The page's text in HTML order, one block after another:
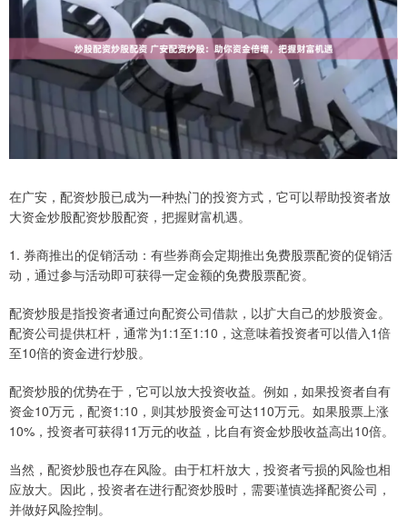
在广安，配资炒股已成为一种热门的投资方式，它可以帮助投资者放
大资金炒股配资炒股配资，把握财富机遇。
1. 券商推出的促销活动：有些券商会定期推出免费股票配资的促销活
动，通过参与活动即可获得一定金额的免费股票配资。
配资炒股是指投资者通过向配资公司借款，以扩大自己的炒股资金。
配资公司提供杠杆，通常为1:1至1:10，这意味着投资者可以借入1倍
至10倍的资金进行炒股。
配资炒股的优势在于，它可以放大投资收益。例如，如果投资者自有
资金10万元，配资1:10，则其炒股资金可达110万元。如果股票上涨
10%，投资者可获得11万元的收益，比自有资金炒股收益高出10倍。
当然，配资炒股也存在风险。由于杠杆放大，投资者亏损的风险也相
应放大。因此，投资者在进行配资炒股时，需要谨慎选择配资公司，
并做好风险控制。